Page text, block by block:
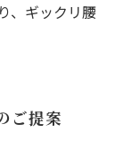
、ギックリ腰
ご提案